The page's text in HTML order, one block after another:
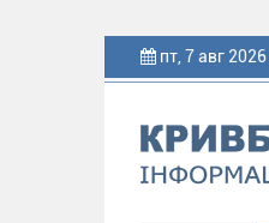
пт, 7 авг 2026